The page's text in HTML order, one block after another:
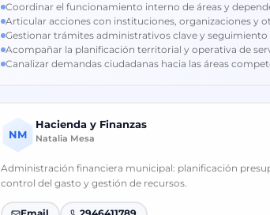
Coordinar el funcionamiento interno de áreas y
Articular acciones con instituciones, organizaciones y
Gestionar trámites administrativos clave y seguimiento
Acompañar la planificación territorial y operativa de
Canalizar demandas ciudadanas hacia las áreas
NM
Hacienda y Finanzas
Natalia Mesa
Administración financiera municipal: planificación
control del gasto y gestión de recursos.